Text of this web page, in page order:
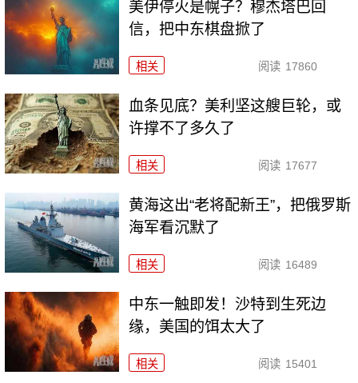
美伊停火是幌子？穆杰塔巴回
信，把中东棋盘掀了
相关 阅读 17860
血条见底？美利坚这艘巨轮，或
许撑不了多久了
相关 阅读 17677
黄海这出“老将配新王”，把俄罗斯
海军看沉默了
相关 阅读 16489
中东一触即发！沙特到生死边
缘，美国的饵太大了
相关 阅读 15401